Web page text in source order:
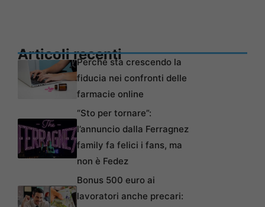
Articoli recentiPerché sta crescendo la
fiducia nei confronti delle
farmacie online
“Sto per tornare”:
l’annuncio dalla Ferragnez
family fa felici i fans, ma
non è Fedez
Bonus 500 euro ai
lavoratori anche precari: